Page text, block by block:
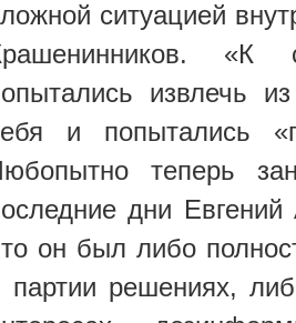
ситуацией
«К
извлечь
и попытались
теперь
дни
он был либо
партии решениях,